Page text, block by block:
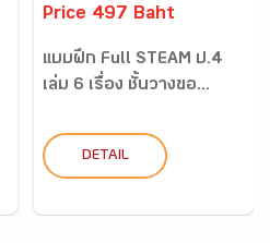
Price 497 Baht
แบบฝึก Full STEAM ป.4
เล่ม 6 เรื่อง ชั้นวางขอ...
DETAIL